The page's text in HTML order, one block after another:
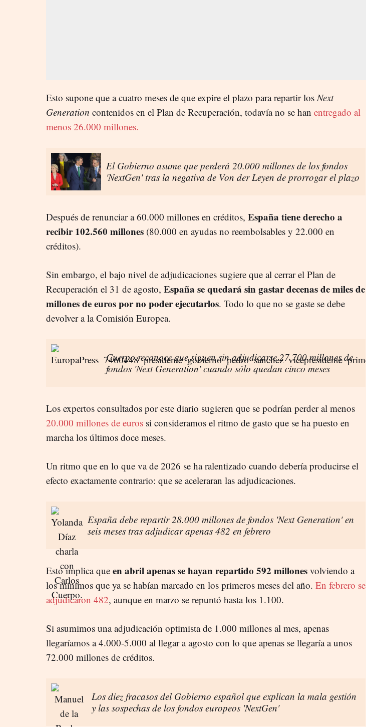
Esto supone que a cuatro meses de que expire el plazo para repartir los Next
Generation contenidos en el Plan de Recuperación, todavía no se han entregado al
menos 26.000 millones.
El Gobierno asume que perderá 20.000 millones de los fondos
'NextGen' tras la negativa de Von der Leyen de prorrogar el plazo
Después de renunciar a 60.000 millones en créditos, España tiene derecho a
recibir 102.560 millones (80.000 en ayudas no reembolsables y 22.000 en
créditos).
Sin embargo, el bajo nivel de adjudicaciones sugiere que al cerrar el Plan de
Recuperación el 31 de agosto, España se quedará sin gastar decenas de miles de
millones de euros por no poder ejecutarlos. Todo lo que no se gaste se debe
devolver a la Comisión Europea.
Cuerpo reconoce que siguen sin adjudicarse 27.700 millones de
fondos 'Next Generation' cuando sólo quedan cinco meses
Los expertos consultados por este diario sugieren que se podrían perder al menos
20.000 millones de euros si consideramos el ritmo de gasto que se ha puesto en
marcha los últimos doce meses.
Un ritmo que en lo que va de 2026 se ha ralentizado cuando debería producirse el
efecto exactamente contrario: que se aceleraran las adjudicaciones.
España debe repartir 28.000 millones de fondos 'Next Generation' en
seis meses tras adjudicar apenas 482 en febrero
Esto implica que en abril apenas se hayan repartido 592 millones volviendo a
los mínimos que ya se habían marcado en los primeros meses del año. En febrero se
adjudicaron 482, aunque en marzo se repuntó hasta los 1.100.
Si asumimos una adjudicación optimista de 1.000 millones al mes, apenas
llegaríamos a 4.000-5.000 al llegar a agosto con lo que apenas se llegaría a unos
72.000 millones de créditos.
Los diez fracasos del Gobierno español que explican la mala gestión
y las sospechas de los fondos europeos 'NextGen'